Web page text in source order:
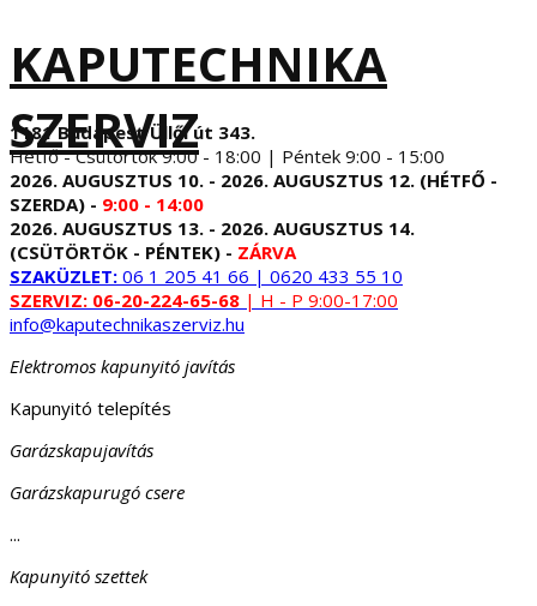
KAPUTECHNIKA
SZERVIZ
1181 Budapest Üllői út 343.
Hétfő - Csütörtök 9:00 - 18:00 | Péntek 9:00 - 15:00
2026. AUGUSZTUS 10. - 2026. AUGUSZTUS 12. (HÉTFŐ -
SZERDA) - 9:00 - 14:00
2026. AUGUSZTUS 13. - 2026. AUGUSZTUS 14.
(CSÜTÖRTÖK - PÉNTEK) - ZÁRVA
SZAKÜZLET: 06 1 205 41 66 | 0620 433 55 10
SZERVIZ: 06-20-224-65-68 | H - P 9:00-17:00
info@kaputechnikaszerviz.hu
Elektromos kapunyitó javítás
Kapunyitó telepítés
Garázskapujavítás
Garázskapurugó csere
...
Kapunyitó szettek